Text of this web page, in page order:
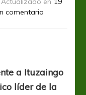
comentario
a Ituzaingo
líder de la